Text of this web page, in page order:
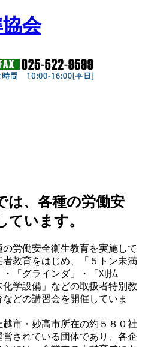
は、各種の労働安
ています。
労働安全衛生教育を実施して
教育をはじめ、「５トン未満
「グラインダ」・「刈払
学設備」などの取扱者特別教
どの講習会を開催していま
越市・妙高市所在の約５８０社
されている団体であり、各企